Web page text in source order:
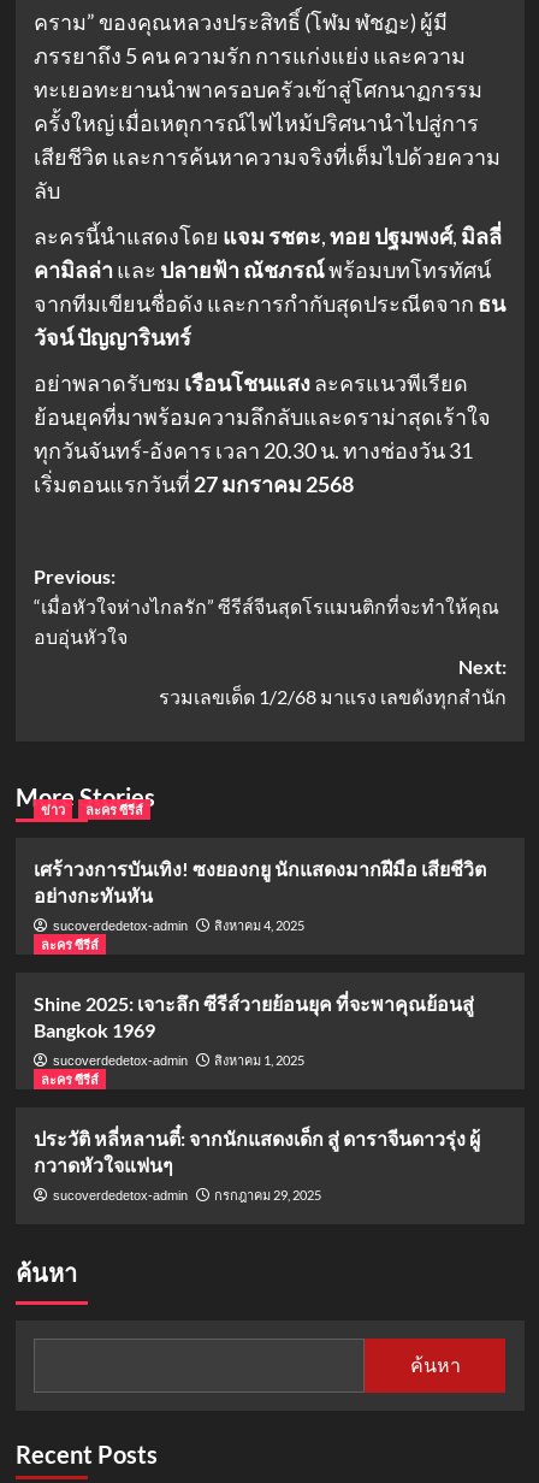
คราม” ของคุณหลวงประสิทธิ์ (โฬม ฬชฏะ) ผู้มี
ภรรยาถึง 5 คน ความรัก การแก่งแย่ง และความ
ทะเยอทะยานนำพาครอบครัวเข้าสู่โศกนาฏกรรม
ครั้งใหญ่ เมื่อเหตุการณ์ไฟไหม้ปริศนานำไปสู่การ
เสียชีวิต และการค้นหาความจริงที่เต็มไปด้วยความ
ลับ
ละครนี้นำแสดงโดย แจม รชตะ,ทอย ปฐมพงศ์, มิลลี่
คามิลล่าและ ปลายฟ้า ณัชภรณ์พร้อมบทโทรทัศน์
จากทีมเขียนชื่อดัง และการกำกับสุดประณีตจาก ธน
วัจน์ ปัญญารินทร์
อย่าพลาดรับชม เรือนโชนแสงละครแนวพีเรียด
ย้อนยุคที่มาพร้อมความลึกลับและดราม่าสุดเร้าใจ
ทุกวันจันทร์-อังคาร เวลา 20.30 น. ทางช่องวัน 31
เริ่มตอนแรกวันที่ 27 มกราคม 2568
Post
navigation
Previous:
“เมื่อหัวใจห่างไกลรัก” ซีรีส์จีนสุดโรแมนติกที่จะทำให้คุณ
อบอุ่นหัวใจ
Next:
รวมเลขเด็ด 1/2/68 มาแรง เลขดังทุกสำนัก
More Stories
ข่าว ละคร ซีรีส์
เศร้าวงการบันเทิง! ซงยองกยู นักแสดงมากฝีมือ เสียชีวิต
อย่างกะทันหัน
sucoverdedetox-admin
สิงหาคม 4, 2025
ละคร ซีรีส์
Shine 2025: เจาะลึก ซีรีส์วายย้อนยุค ที่จะพาคุณย้อนสู่
Bangkok 1969
sucoverdedetox-admin
สิงหาคม 1, 2025
ละคร ซีรีส์
ประวัติ หลี่หลานตี๋: จากนักแสดงเด็ก สู่ ดาราจีนดาวรุ่ง ผู้
กวาดหัวใจแฟนๆ
sucoverdedetox-admin กรกฎาคม 29, 2025
ค้นหา
ค้นหา
Recent Posts